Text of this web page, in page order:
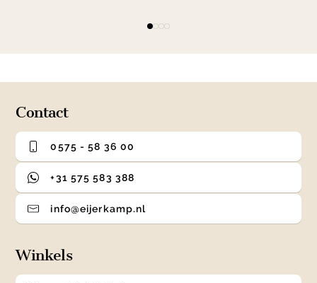
Contact
0575 - 58 36 00
+31 575 583 388
info@eijerkamp.nl
Winkels